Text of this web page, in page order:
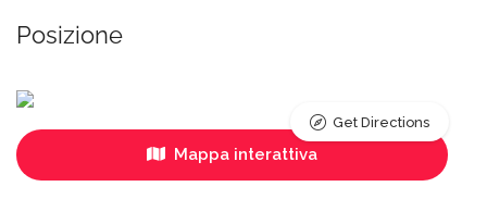
Posizione
Mappa interattiva
Get Directions